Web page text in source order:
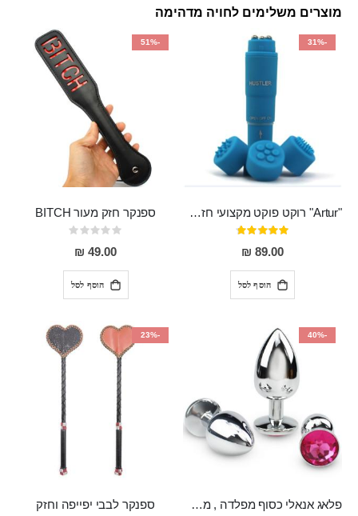
מוצרים משלימים לחויה מדהימה
-31%
"Artur" רוקט פוקט מקצועי חזק במיוחד
דירוג:
95%
89.00 ₪
הוסף לסל
-51%
ספנקר חזק מעור BITCH
Rating:
0%
49.00 ₪
הוסף לסל
-40%
פלאג אנאלי כסוף מפלדה , מתאים ללבישה מתחת לבגדים, בגודל 7.3 על 2.8 ס"מ
-23%
ספנקר לבבי יפייפה וחזק